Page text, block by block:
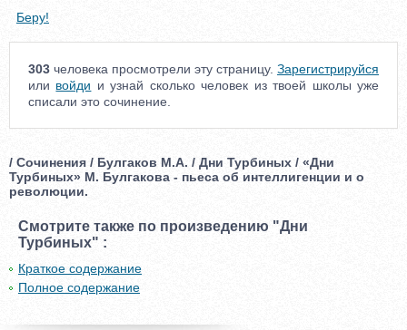
Беру!
303 человека просмотрели эту страницу. Зарегистрируйся
или войди и узнай сколько человек из твоей школы уже
списали это сочинение.
/ Сочинения / Булгаков М.А. / Дни Турбиных / «Дни
Турбиных» М. Булгакова - пьеса об интеллигенции и о
революции.
Смотрите также по произведению "Дни
Турбиных" :
Краткое содержание
Полное содержание